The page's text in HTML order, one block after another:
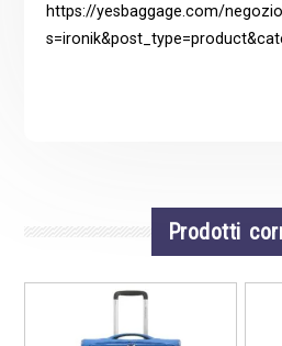
https://yesbaggage.com/
Prodotti